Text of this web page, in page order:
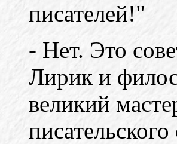
писателей!"
- Нет. Это
Лирик и
великий